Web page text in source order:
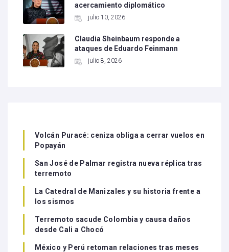
acercamiento diplomático
julio 10, 2026
Claudia Sheinbaum responde a
ataques de Eduardo Feinmann
julio 8, 2026
Volcán Puracé: ceniza obliga a cerrar vuelos en
Popayán
San José de Palmar registra nueva réplica tras
terremoto
La Catedral de Manizales y su historia frente a
los sismos
Terremoto sacude Colombia y causa daños
desde Cali a Chocó
México y Perú retoman relaciones tras meses